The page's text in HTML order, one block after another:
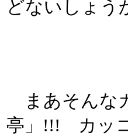
どないしょう
まあそんな
亭」!!! カッ